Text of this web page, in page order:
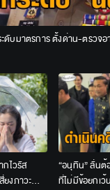
ดับมาตรการ ตั้งด่าน-ตรวจอ
กไวรัส
ยงภาวะ
“อนุทิน” ลั่นต้
ที่ไม่มีข้อยกเว้